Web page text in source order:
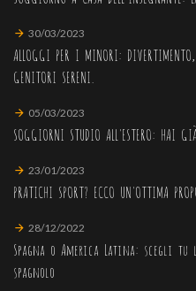
30/03/2023
ALLOGGI PER I MINORI: DIVERTIMENTO,
GENITORI SERENI.
05/03/2023
SOGGIORNI STUDIO ALL'ESTERO: HAI
23/01/2023
PRATICHI SPORT? ECCO UN'OTTIMA
28/12/2022
Spagna o America Latina: scegli
spagnolo